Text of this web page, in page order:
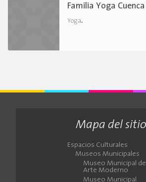
Familia Yoga Cuenca
Yoga.
Mapa del sitio
Espacios Culturales
Museos Municipales
Museo Municipal de
Arte Moderno
Museo Municipal